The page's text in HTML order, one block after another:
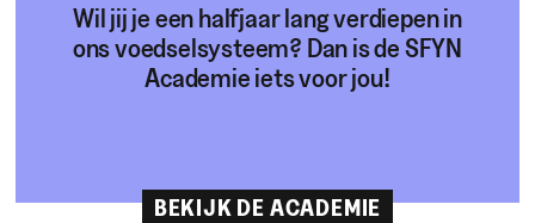
Wil jij je een halfjaar lang verdiepen in
ons voedselsysteem? Dan is de SFYN
Academie iets voor jou!
BEKIJK DE ACADEMIE